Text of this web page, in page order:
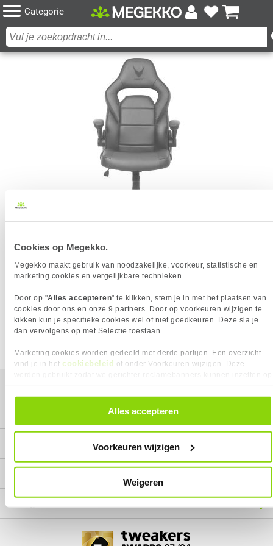
Cookies op Megekko.
Megekko maakt gebruik van noodzakelijke, voorkeur, statistische en
marketing cookies en vergelijkbare technieken.
Door op "Alles accepteren" te klikken, stem je in met het plaatsen van
cookies door ons en onze 9 partners. Door op voorkeuren wijzigen te
kikken kun je specifieke cookies wel of niet goedkeuren. Deze sla je
dan vervolgens op met Selectie toestaan.
Marketing cookies worden gedeeld met derde partijen. Een overzicht
vind je in het cookiebeleid of onder Voorkeuren wijzigen. Deze
alle cookies. Je kunt je gegeven toestemming altijd intrekken, dit doe je
door in de footer van onze website te klikken op ‘Cookievoorkeuren’
Alles accepteren
Voorkeuren wijzigen
Weigeren
Categorie
VARR RIVERSIDE PC-GAMESTOEL GESTOFFEERDE
GEVOERDE ZITTING ZWART, ROOD
Het product dat je zocht is helaas niet meer beschikbaar.
Wij doen ons uiterste best om al onze producten zo lang
mogelijk leverbaar te houden.
Helaas is dit product op dit
moment bij geen van onze leveranciers leverbaar.
We helpen je graag met een ander product uit de categorie